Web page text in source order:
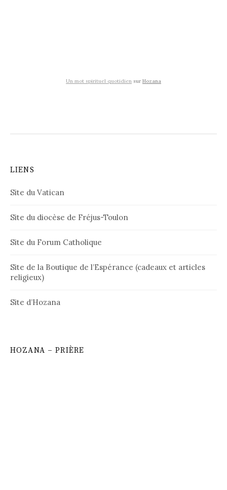
Un mot spirituel quotidien surHozana
LIENS
Site du Vatican
Site du diocèse de Fréjus-Toulon
Site du Forum Catholique
Site de la Boutique de l’Espérance (cadeaux et articles
religieux)
Site d’Hozana
HOZANA – PRIÈRE